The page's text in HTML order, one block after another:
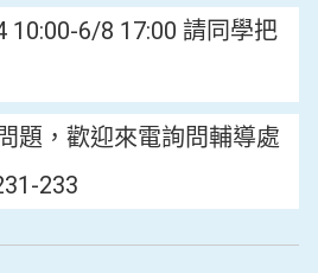
10:00-6/8 17:00 請同學把
題，歡迎來電詢問輔導處
233